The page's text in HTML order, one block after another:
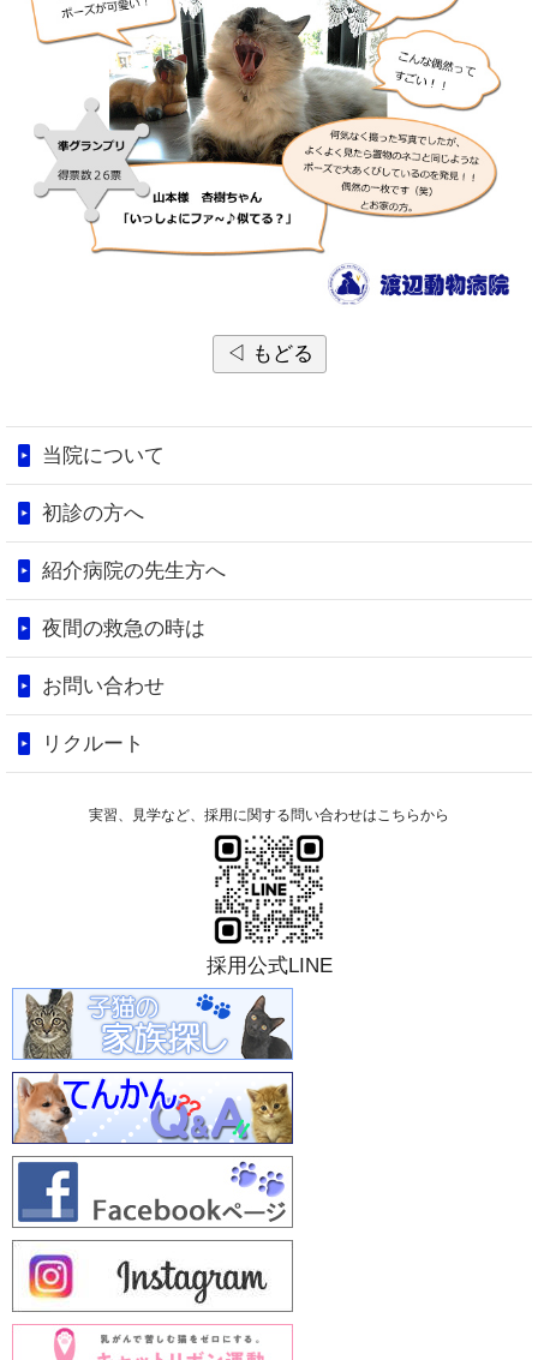
◁ もどる
当院について
初診の方へ
紹介病院の先生方へ
夜間の救急の時は
お問い合わせ
リクルート
実習、見学など、採用に関する問い合わせはこちらから
採用公式LINE